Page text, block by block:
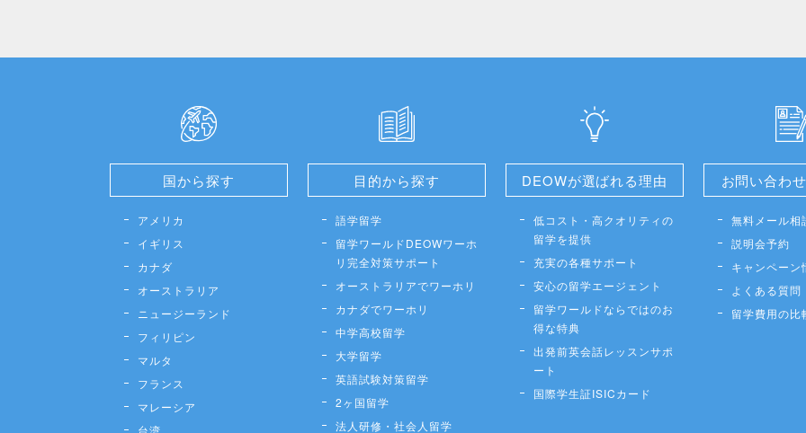
国から探す
アメリカ
イギリス
カナダ
オーストラリア
ニュージーランド
フィリピン
マルタ
フランス
マレーシア
目的から探す
語学留学
留学ワールドDEOWワーホ
リ完全対策サポート
オーストラリアでワーホリ
カナダでワーホリ
中学高校留学
大学留学
英語試験対策留学
2ヶ国留学
法人研修・社会人留学
DEOWが選ばれる理由
低コスト・高クオリティの
留学を提供
充実の各種サポート
安心の留学エージェント
留学ワールドならではのお
得な特典
出発前英会話レッスンサポ
ート
国際学生証ISICカード
お問い合わ
無料メール相
説明会予約
キャンペーン
よくある質問
留学費用の比